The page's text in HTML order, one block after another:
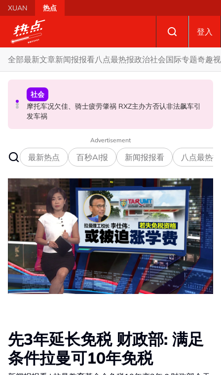
Skip to main content
XUAN 热点
登入
全部最新文章新闻报报看八点最热报政治社会国际专题奇趣
政治
自上周起不能访问MyKHAS系统 罗诗雅：影响安邦居民各
类援助发放
社会
摩托车况欠佳、骑士疲劳肇祸 RXZ主办方否认非法飙车引
发车祸
政治
开放与各方合作迎战甲州选 扎希：国阵捍卫甲州21席
Advertisement
最新热点 百秒AI报 新闻报报看 八点最热报
先3年延长免税 财政部: 满足
条件拉曼可10年免税